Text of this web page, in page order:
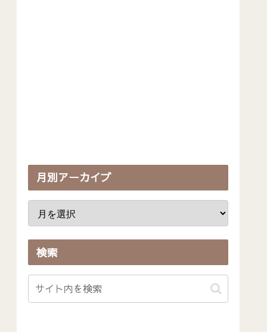
月別アーカイブ
検索